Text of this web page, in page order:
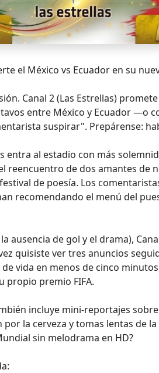
el México vs Ecuador en su
Canal 2 (Las Estrellas)
entre México y Ecuador —o
suspirar". Prepárense:
entra al estadio con más
reencuentro de dos amantes de
de poesía. Los
recomendando el menú del
ausencia de gol y el drama),
quisiste ver tres anuncios
vida en menos de cinco
propio premio FIFA.
incluye mini-reportajes
la cerveza y tomas lentas de
sin melodrama en HD?